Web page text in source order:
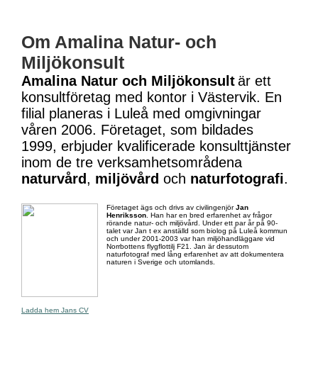
Om Amalina Natur- och
Miljökonsult
Amalina Natur och Miljökonsultär ett
konsultföretag med kontor i Västervik. En
filial planeras i Luleå med omgivningar
våren 2006. Företaget, som bildades
1999, erbjuder kvalificerade konsulttjänster
inom de tre verksamhetsområdena
naturvård, miljövård och naturfotografi.
Ladda hem Jans CV
Företaget ägs och drivs av civilingenjörJan
Henriksson . Han har en bred erfarenhet av frågor
rörande natur- och miljövård. Under ett par år på 90-
talet var Jan t ex anställd som biolog på Luleå kommun
och under 2001-2003 var han miljöhandläggare vid
Norrbottens flygflottilj F21. Jan är dessutom
naturfotograf med lång erfarenhet av att dokumentera
naturen i Sverige och utomlands.